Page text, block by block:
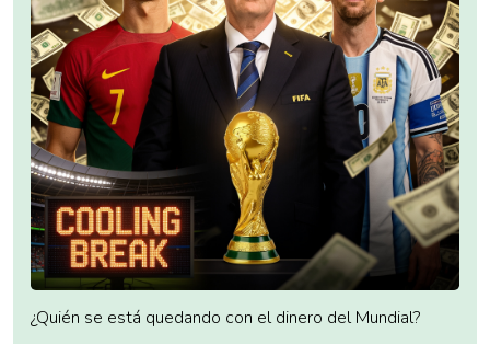
¿Quién se está quedando con el dinero del Mundial?